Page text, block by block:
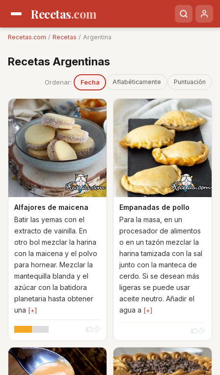
Recetas.com
Recetas.com / Recetas / Argentina
Recetas Argentinas
Ordenar: Fecha Aflabéticamente Puntuación
Alfajores de maicena
Batir las yemas con el
extracto de vainilla. En
otro bol mezclar la harina
con la maicena y el polvo
para hornear. Mezclar la
mantequilla blanda y el
azúcar con la batidora
planetaria hasta obtener
una [+]
Empanadas de pollo
Para la masa, en un
procesador de alimentos
o en un tazón mezclar la
harina tamizada con la sal
junto con la manteca de
cerdo. Si se desean más
ligeras se puede usar
aceite neutro. Añadir el
agua a [+]